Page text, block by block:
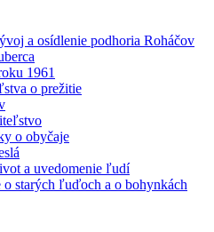
a osídlenie podhoria Roháčov
1961
o prežitie
o obyčaje
a uvedomenie ľudí
o starých ľuďoch a o bohynkách